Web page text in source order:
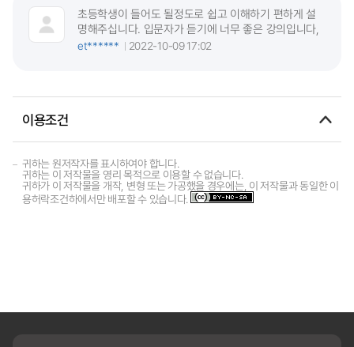
초등학생이 들어도 될정도로 쉽고 이해하기 편하게 설
명해주십니다. 입문자가 듣기에 너무 좋은 강의입니다,
et******
2022-10-09 17:02
이용조건
귀하는 원저작자를 표시하여야 합니다.
귀하는 이 저작물을 영리 목적으로 이용할 수 없습니다.
귀하가 이 저작물을 개작, 변형 또는 가공했을 경우에는, 이 저작물과 동일한 이
용허락조건하에서만 배포할 수 있습니다.